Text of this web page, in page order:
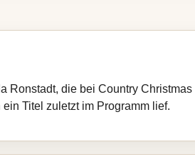
Ronstadt, die bei Country
Titel zuletzt im Programm lief.